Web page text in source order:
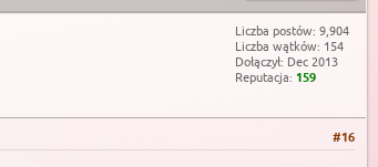
Liczba postów: 9,904
Liczba wątków: 154
Dołączył: Dec 2013
Reputacja: 159
#16